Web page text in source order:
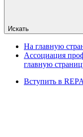
Искать
На главную
Ассоциация
главную
Вступить в REPA